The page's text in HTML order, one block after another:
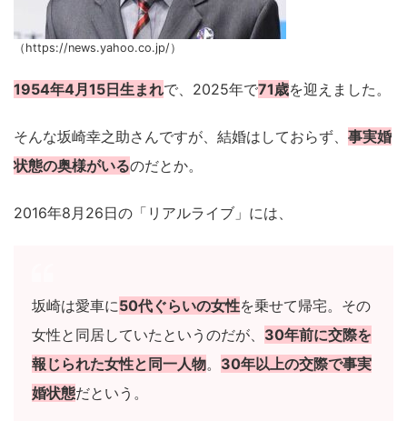
（https://news.yahoo.co.jp/）
1954年4月15日生まれで、2025年で71歳を迎えました。
そんな坂崎幸之助さんですが、結婚はしておらず、 事実婚
状態の奥様がいるのだとか。
2016年8月26日の「リアルライブ」には、
坂崎は愛車に50代ぐらいの女性を乗せて帰宅。その
女性と同居していたというのだが、 30年前に交際を
報じられた女性と同一人物。 30年以上の交際で事実
婚状態だという。